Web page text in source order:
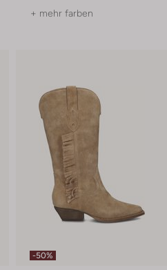
+ mehr farben
-50%